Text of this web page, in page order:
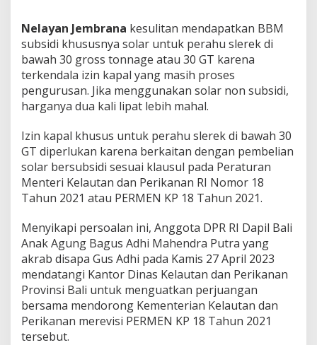
i
t
a
B
e
l
S
l
a
r
S
s
d
i
G
u
s
Nelayan Jembrana kesulitan mendapatkan BBM
subsidi khususnya solar untuk perahu slerek di
bawah 30 gross tonnage atau 30 GT karena
terkendala izin kapal yang masih proses
pengurusan. Jika menggunakan solar non subsidi,
harganya dua kali lipat lebih mahal.
Izin kapal khusus untuk perahu slerek di bawah 30
GT diperlukan karena berkaitan dengan pembelian
solar bersubsidi sesuai klausul pada Peraturan
Menteri Kelautan dan Perikanan RI Nomor 18
Tahun 2021 atau PERMEN KP 18 Tahun 2021.
Menyikapi persoalan ini, Anggota DPR RI Dapil Bali
Anak Agung Bagus Adhi Mahendra Putra yang
akrab disapa Gus Adhi pada Kamis 27 April 2023
mendatangi Kantor Dinas Kelautan dan Perikanan
Provinsi Bali untuk menguatkan perjuangan
bersama mendorong Kementerian Kelautan dan
Perikanan merevisi PERMEN KP 18 Tahun 2021
tersebut.